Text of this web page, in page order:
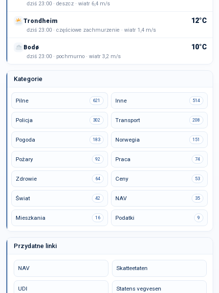
dziś 23:00 · deszcz · wiatr 6,4 m/s
Trondheim 12°C
dziś 23:00 · częściowe zachmurzenie · wiatr 1,4 m/s
Bodø 10°C
dziś 23:00 · pochmurno · wiatr 3,2 m/s
Kategorie
Pilne 621 Inne 514
Policja 302 Transport 208
Pogoda 183 Norwegia 151
Pożary 92 Praca 74
Zdrowie 64 Ceny 53
Świat 42 NAV 35
Mieszkania 16 Podatki 9
Przydatne linki
NAV Skatteetaten
UDI Statens vegvesen